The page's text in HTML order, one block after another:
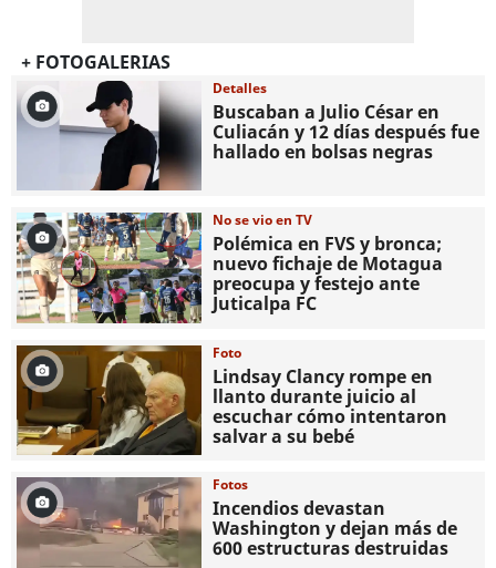
+ FOTOGALERIAS
Detalles
Buscaban a Julio César en
Culiacán y 12 días después fue
hallado en bolsas negras
No se vio en TV
Polémica en FVS y bronca;
nuevo fichaje de Motagua
preocupa y festejo ante
Juticalpa FC
Foto
Lindsay Clancy rompe en
llanto durante juicio al
escuchar cómo intentaron
salvar a su bebé
Fotos
Incendios devastan
Washington y dejan más de
600 estructuras destruidas